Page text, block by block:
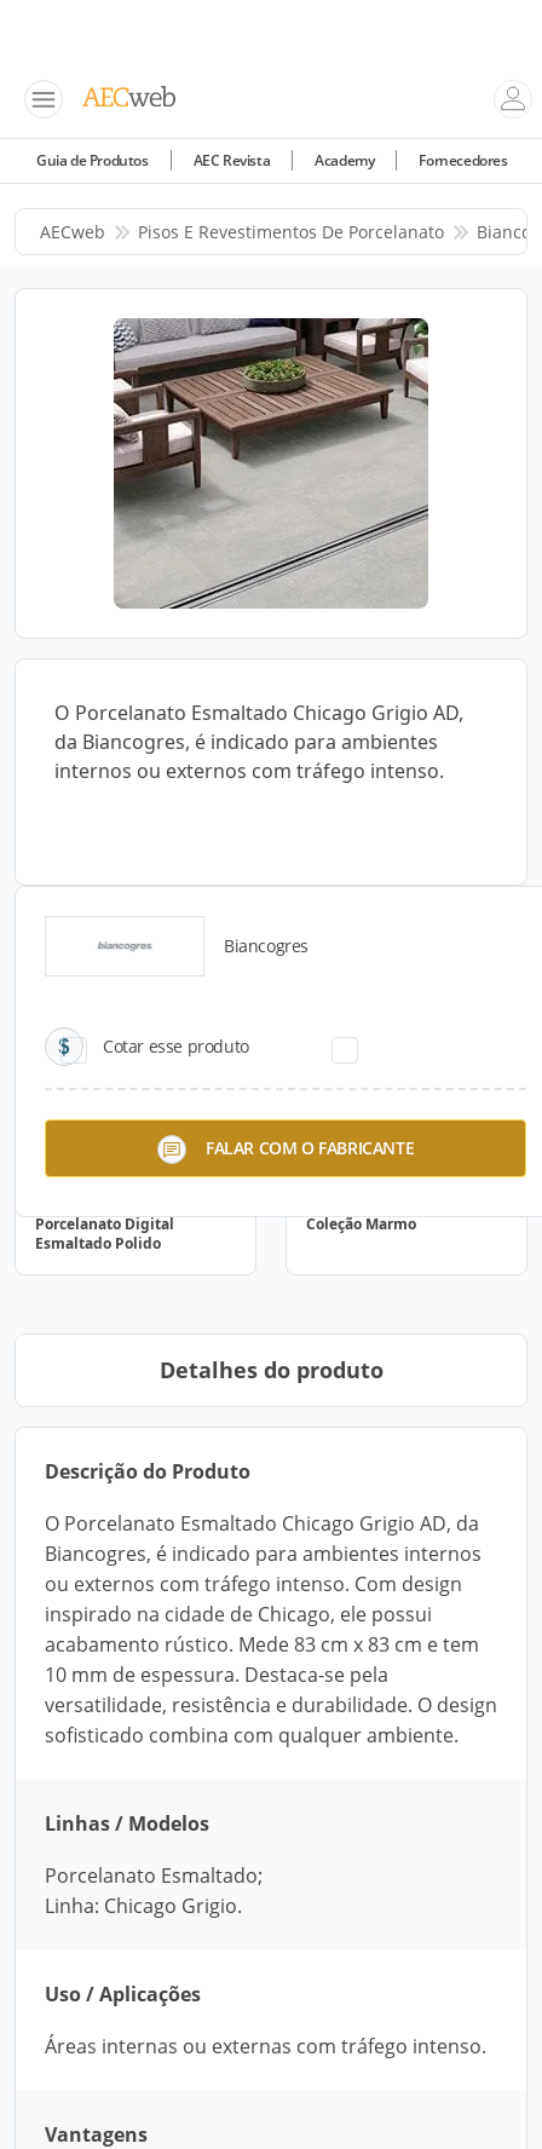
Guia de Produtos AEC Revista Academy Fornecedores
AECweb Pisos E Revestimentos De Porcelanato
O Porcelanato Esmaltado Chicago Grigio AD,
da Biancogres, é indicado para ambientes
internos ou externos com tráfego intenso.
Biancogres
Cotar esse produto
FALAR COM O FABRICANTE
Catálogos para Download
Porcelanato Digital
Esmaltado Polido
Coleção Marmo
Detalhes do produto
Descrição do Produto
O Porcelanato Esmaltado Chicago Grigio AD, da
Biancogres, é indicado para ambientes internos
ou externos com tráfego intenso. Com design
inspirado na cidade de Chicago, ele possui
acabamento rústico. Mede 83 cm x 83 cm e tem
10 mm de espessura. Destaca-se pela
versatilidade, resistência e durabilidade. O design
sofisticado combina com qualquer ambiente.
Linhas / Modelos
Porcelanato Esmaltado;
Linha: Chicago Grigio.
Uso / Aplicações
Áreas internas ou externas com tráfego intenso.
Vantagens